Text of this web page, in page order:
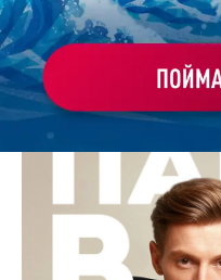
Работа
эксперта